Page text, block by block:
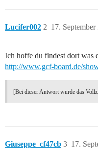
Lucifer002 17.
2
Ich hoffe du findest dort was
http://www.gcf-board.de/
[Bei dieser Antwort wurde das
Giuseppe_cf47cb 17.
3